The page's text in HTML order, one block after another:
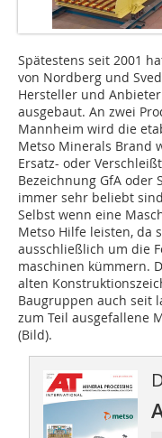
Spätestens seit 2001
von Nordberg und
Hersteller und
ausgebaut. An zwei
Mannheim wird die
Metso Minerals Brand
Ersatz- oder
Bezeichnung GfA oder
immer sehr beliebt
Selbst wenn eine
Metso Hilfe leisten, da
ausschließlich um die
maschinen kümmern.
alten
Baugruppen auch seit
zum Teil ausgefallene
(Bild).